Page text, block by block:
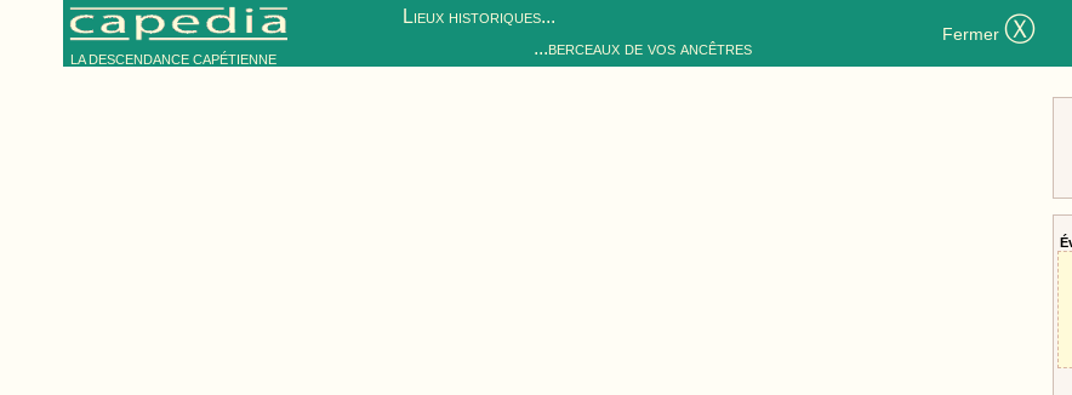
LA DESCENDANCE CAPÉTIENNE
Lieux historiques...
...berceaux de vos ancêtres
Fermer Ⓧ